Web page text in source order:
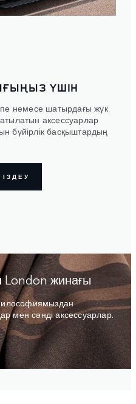
ҮШІН
немесе шатырдағы жүк
аксессуарлар
бүйірлік басқыштардың
London жинағы
мен сәнді аксессуарлар.